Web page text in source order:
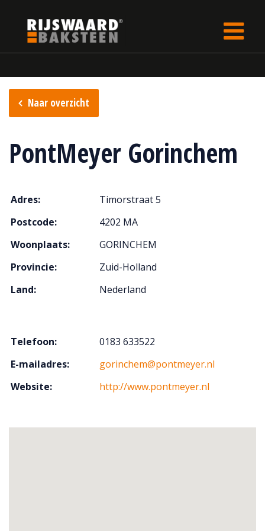
Naar overzicht
PontMeyer Gorinchem
Adres:
Timorstraat 5
Postcode:
4202 MA
Woonplaats:
GORINCHEM
Provincie:
Zuid-Holland
Land:
Nederland
Telefoon:
0183 633522
E-mailadres:
gorinchem@pontmeyer.nl
Website:
http://www.pontmeyer.nl